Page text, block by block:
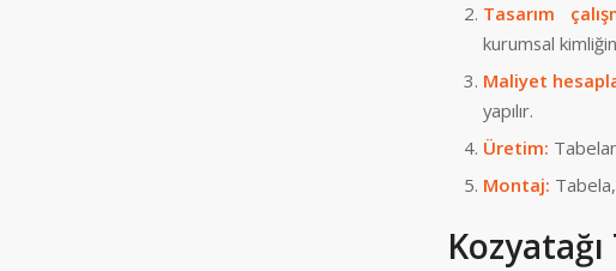
Tasarım
kurumsal
Maliyet
yapılır.
Üretim:
Montaj: